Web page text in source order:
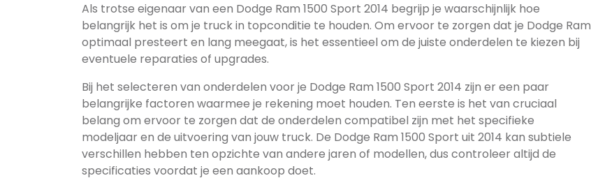
Als trotse eigenaar van een Dodge Ram 1500 Sport 2014 begrijp je waarschijnlijk hoe
belangrijk het is om je truck in topconditie te houden. Om ervoor te zorgen dat je Dodge Ram
optimaal presteert en lang meegaat, is het essentieel om de juiste onderdelen te kiezen bij
eventuele reparaties of upgrades.
Bij het selecteren van onderdelen voor je Dodge Ram 1500 Sport 2014 zijn er een paar
belangrijke factoren waarmee je rekening moet houden. Ten eerste is het van cruciaal
belang om ervoor te zorgen dat de onderdelen compatibel zijn met het specifieke
modeljaar en de uitvoering van jouw truck. De Dodge Ram 1500 Sport uit 2014 kan subtiele
verschillen hebben ten opzichte van andere jaren of modellen, dus controleer altijd de
specificaties voordat je een aankoop doet.